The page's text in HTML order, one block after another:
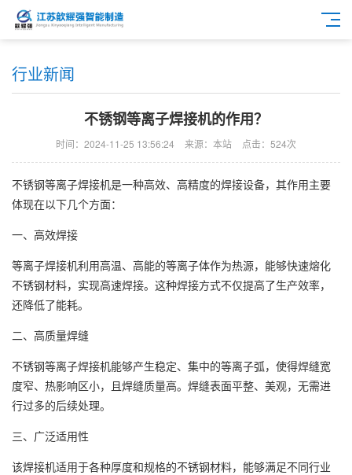
行业新闻
不锈钢等离子焊接机的作用？
时间：2024-11-25 13:56:24 来源：本站 点击：524次
不锈钢等离子焊接机是一种高效、高精度的焊接设备，其作用主要
体现在以下几个方面：
一、高效焊接
等离子焊接机利用高温、高能的等离子体作为热源，能够快速熔化
不锈钢材料，实现高速焊接。这种焊接方式不仅提高了生产效率，
还降低了能耗。
二、高质量焊缝
不锈钢等离子焊接机能够产生稳定、集中的等离子弧，使得焊缝宽
度窄、热影响区小，且焊缝质量高。焊缝表面平整、美观，无需进
行过多的后续处理。
三、广泛适用性
该焊接机适用于各种厚度和规格的不锈钢材料，能够满足不同行业